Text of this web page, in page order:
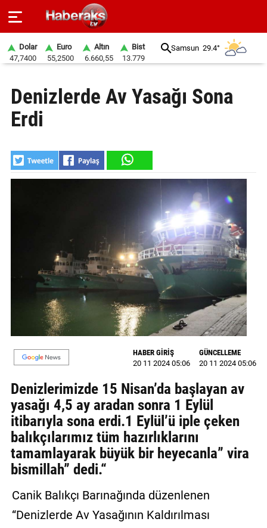
SPOR
YAŞAM
EKONOMİ
BELEDİYELER
EĞİTİM
GALERİ
VİDEO
YAZARLAR
BİZE
Künye
İletişim
Gizlilik
Sözleşmesi
Kullanıcı
Sözleşmesi
Dolar
47,7400
Euro
55,2500
Altın
6.660,55
Bist
13.779
Samsun 29.4°
Denizlerde Av Yasağı Sona
Erdi
HABER GİRİŞ
20 11 2024 05:06
GÜNCELLEME
20 11 2024 05:06
Denizlerimizde 15 Nisan’da başlayan av
yasağı 4,5 ay aradan sonra 1 Eylül
itibarıyla sona erdi.1 Eylül’ü iple çeken
balıkçılarımız tüm hazırlıklarını
tamamlayarak büyük bir heyecanla” vira
bismillah” dedi.“
Canik Balıkçı Barınağında düzenlenen
“Denizlerde Av Yasağının Kaldırılması